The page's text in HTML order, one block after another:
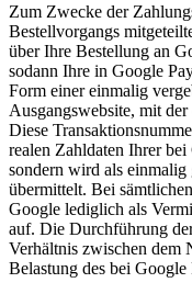
Zum Zwecke der
Bestellvorgangs
über Ihre Bestellung an
sodann Ihre in Google
Form einer einmalig
Ausgangswebsite, mit
Diese
realen Zahldaten Ihrer
sondern wird als
übermittelt. Bei
Google lediglich als
auf. Die Durchführung
Verhältnis zwischen dem
Belastung des bei